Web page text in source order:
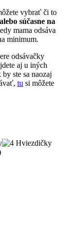
vybrať či to
súčasne na
mama odsáva
minimum.
odsávačky
aj u iných
ste sa naozaj
tu si môžete